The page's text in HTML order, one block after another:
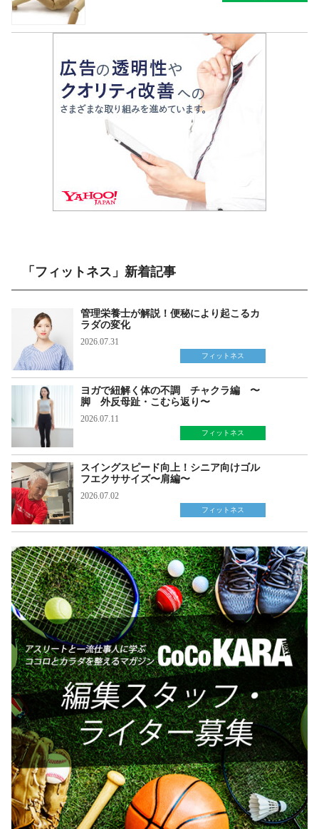
「フィットネス」新着記事
管理栄養士が解説！便秘により起こるカ
ラダの変化
2026.07.31
フィットネス
ヨガで紐解く体の不調 チャクラ編 〜
脚 外反母趾・こむら返り〜
2026.07.11
フィットネス
スイングスピード向上！シニア向けゴル
フエクササイズ〜肩編〜
2026.07.02
フィットネス